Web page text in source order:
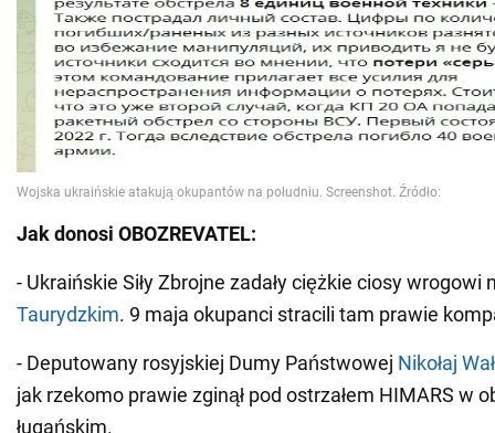
Jak donosi OBOZREVATEL:
- Ukraińskie Siły Zbrojne zadały ciężkie ciosy wrogowi
Taurydzkim. 9 maja okupanci stracili tam prawie
- Deputowany rosyjskiej Dumy Państwowej Nikołaj
jak rzekomo prawie zginął pod ostrzałem HIMARS w
ługańskim.